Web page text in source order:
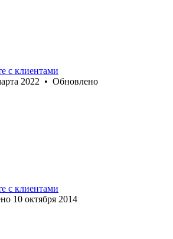
с клиентами
2022 • Обновлено
с клиентами
10 октября 2014